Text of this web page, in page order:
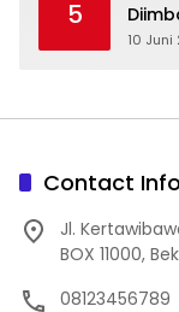
5
10 Juni
Contact Info
Jl.
BOX 11000,
08123456789